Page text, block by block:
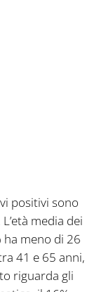
positivi sono
media dei
ha meno di 26
41 e 65 anni,
riguarda gli